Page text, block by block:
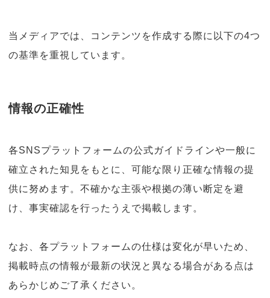
当メディアでは、コンテンツを作成する際に以下の4つ
の基準を重視しています。
情報の正確性
各SNSプラットフォームの公式ガイドラインや一般に
確立された知見をもとに、可能な限り正確な情報の提
供に努めます。不確かな主張や根拠の薄い断定を避
け、事実確認を行ったうえで掲載します。
なお、各プラットフォームの仕様は変化が早いため、
掲載時点の情報が最新の状況と異なる場合がある点は
あらかじめご了承ください。